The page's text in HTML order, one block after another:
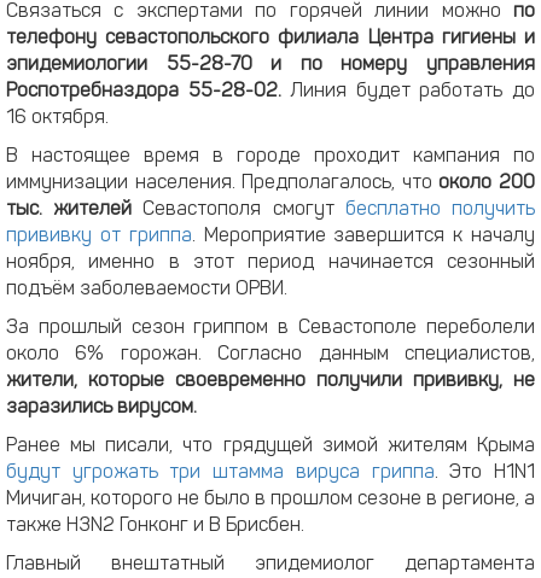
Связаться с экспертами по горячей линии можно по
телефону севастопольского филиала Центра гигиены и
эпидемиологии 55-28-70 и по номеру управления
Роспотребназдора 55-28-02.Линия будет работать до
16 октября.
В настоящее время в городе проходит кампания по
иммунизации населения. Предполагалось, чтооколо 200
тыс. жителей Севастополя смогут бесплатно получить
прививку от гриппа. Мероприятие завершится к началу
ноября, именно в этот период начинается сезонный
подъём заболеваемости ОРВИ.
За прошлый сезон гриппом в Севастополе переболели
около 6% горожан. Согласно данным специалистов,
жители, которые своевременно получили прививку, не
заразились вирусом.
Ранее мы писали, что грядущей зимой жителям Крыма
будут угрожать три штамма вируса гриппа. Это Н1N1
Мичиган, которого не было в прошлом сезоне в регионе, а
также Н3N2 Гонконг и В Брисбен.
Главный внештатный эпидемиолог департамента